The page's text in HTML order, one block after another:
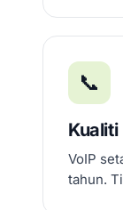
📞
VoIP
tahun.